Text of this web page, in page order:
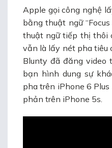
Apple gọi công nghệ
bằng thuật ngữ
thuật ngữ tiếp thị thôi
vẫn là lấy nét pha tiêu
Blunty đã đăng video
bạn hình dung sự
pha trên iPhone 6
phản trên iPhone 5s.